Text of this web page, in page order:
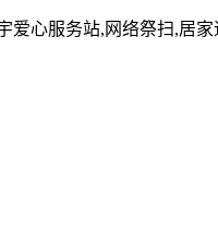
爱心服务站,网络祭扫,居